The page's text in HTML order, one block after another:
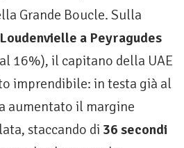
Grande Boucle. Sulla
Loudenvielle a Peyragudes
16%), il capitano della UAE
imprendibile: in testa già al
aumentato il margine
staccando di 36 secondi